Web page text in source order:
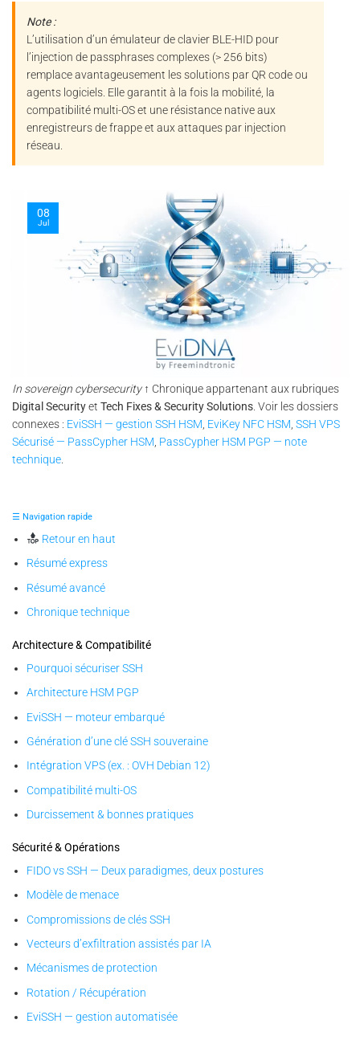
Note :
L’utilisation d’un émulateur de clavier BLE-HID pour
l’injection de passphrases complexes (> 256 bits)
remplace avantageusement les solutions par QR code ou
agents logiciels. Elle garantit à la fois la mobilité, la
compatibilité multi-OS et une résistance native aux
enregistreurs de frappe et aux attaques par injection
réseau.
In sovereign cybersecurity↑ Chronique appartenant aux rubriques
Digital Securityet Tech Fixes & Security Solutions . Voir les dossiers
connexes : EviSSH — gestion SSH HSM EviKey NFC HSM SSH VPS
Sécurisé — PassCypher HSM PassCypher HSM PGP — note
technique
☰ Navigation rapide
Retour en haut
Résumé express
Résumé avancé
Chronique technique
Architecture & Compatibilité
Pourquoi sécuriser SSH
Architecture HSM PGP
EviSSH — moteur embarqué
Génération d’une clé SSH souveraine
Intégration VPS (ex. : OVH Debian 12)
Compatibilité multi-OS
Durcissement & bonnes pratiques
Sécurité & Opérations
FIDO vs SSH — Deux paradigmes, deux postures
Modèle de menace
Compromissions de clés SSH
Vecteurs d’exfiltration assistés par IA
Mécanismes de protection
Rotation / Récupération
EviSSH — gestion automatisée